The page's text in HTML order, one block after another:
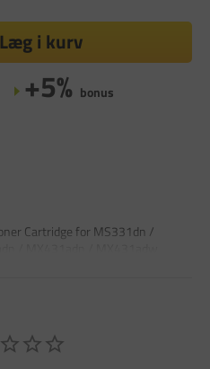
Læg i kurv
+5% bonus
Cartridge for MS331dn /